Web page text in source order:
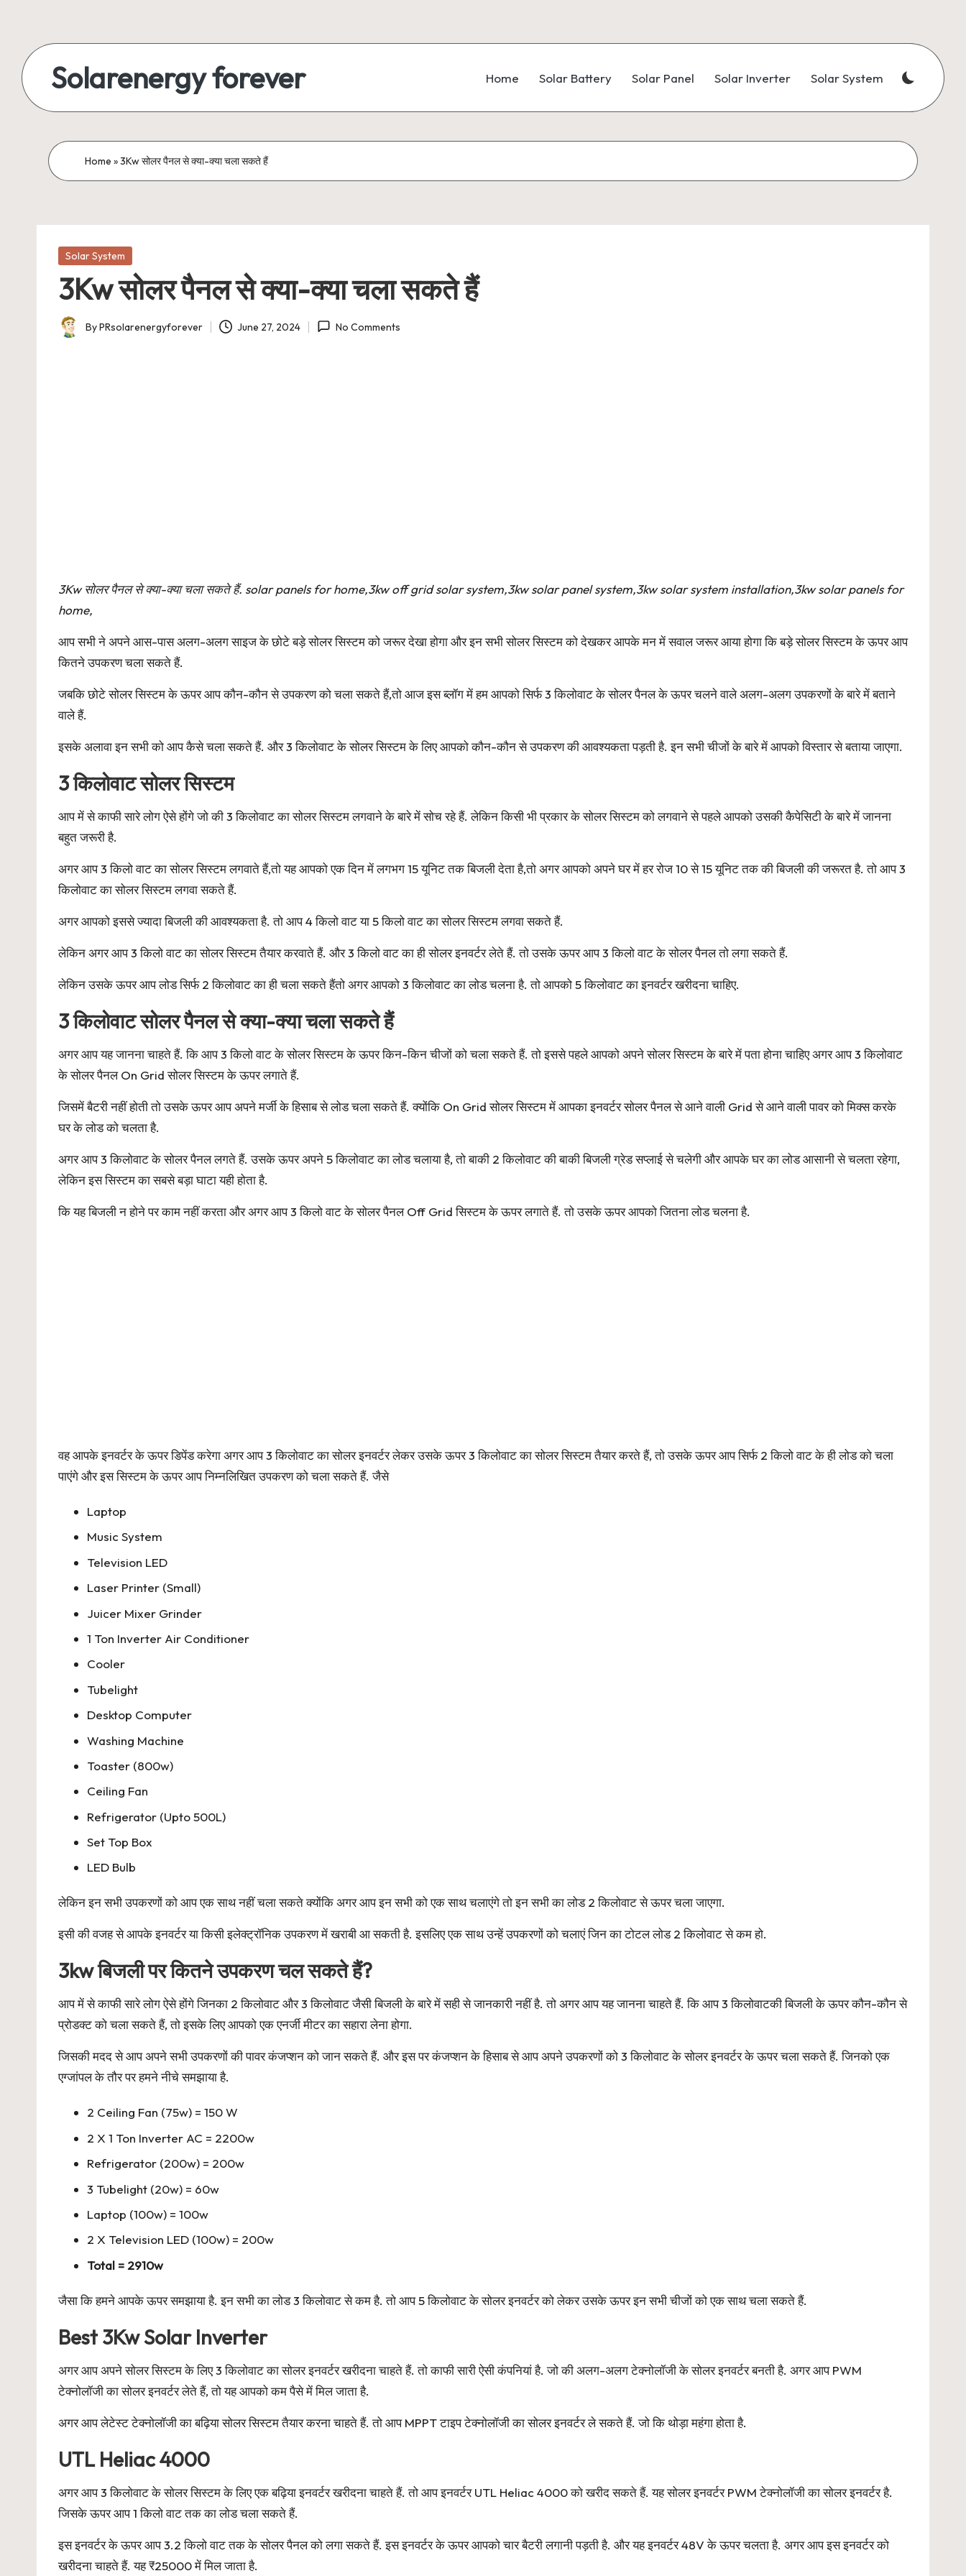
content
Solarenergy forever
बिजली
Home Solar Battery Solar Panel Solar Inverter Solar System
Home »3Kw सोलर पैनल से क्या-क्या चला सकते हैं
Posted
Solar System
3Kw सोलर पैनल से क्या-क्या चला सकते हैं
Posted
ByPRsolarenergyforever June 27, 2024 No Comments
3Kw सोलर पैनल से क्या-क्या चला सकते हैं. solar panels for home,3kw off grid solar system,3kw solar panel system,3kw solar system installation,3kw solar panels for
home,
आप सभी ने अपने आस-पास अलग-अलग साइज के छोटे बड़े सोलर सिस्टम को जरूर देखा होगा और इन सभी सोलर सिस्टम को देखकर आपके मन में सवाल जरूर आया होगा कि बड़े सोलर सिस्टम के ऊपर आप
कितने उपकरण चला सकते हैं.
जबकि छोटे सोलर सिस्टम के ऊपर आप कौन-कौन से उपकरण को चला सकते हैं,तो आज इस ब्लॉग में हम आपको सिर्फ 3 किलोवाट के सोलर पैनल के ऊपर चलने वाले अलग-अलग उपकरणों के बारे में बताने
वाले हैं.
इसके अलावा इन सभी को आप कैसे चला सकते हैं. और 3 किलोवाट के सोलर सिस्टम के लिए आपको कौन-कौन से उपकरण की आवश्यकता पड़ती है. इन सभी चीजों के बारे में आपको विस्तार से बताया जाएगा.
3 किलोवाट सोलर सिस्टम
आप में से काफी सारे लोग ऐसे होंगे जो की 3 किलोवाट का सोलर सिस्टम लगवाने के बारे में सोच रहे हैं. लेकिन किसी भी प्रकार के सोलर सिस्टम को लगवाने से पहले आपको उसकी कैपेसिटी के बारे में जानना
बहुत जरूरी है.
अगर आप 3 किलो वाट का सोलर सिस्टम लगवाते हैं,तो यह आपको एक दिन में लगभग 15 यूनिट तक बिजली देता है,तो अगर आपको अपने घर में हर रोज 10 से 15 यूनिट तक की बिजली की जरूरत है. तो आप 3
किलोवाट का सोलर सिस्टम लगवा सकते हैं.
अगर आपको इससे ज्यादा बिजली की आवश्यकता है. तो आप 4 किलो वाट या 5 किलो वाट का सोलर सिस्टम लगवा सकते हैं.
लेकिन अगर आप 3 किलो वाट का सोलर सिस्टम तैयार करवाते हैं. और 3 किलो वाट का ही सोलर इनवर्टर लेते हैं. तो उसके ऊपर आप 3 किलो वाट के सोलर पैनल तो लगा सकते हैं.
लेकिन उसके ऊपर आप लोड सिर्फ 2 किलोवाट का ही चला सकते हैंतो अगर आपको 3 किलोवाट का लोड चलना है. तो आपको 5 किलोवाट का इनवर्टर खरीदना चाहिए.
3 किलोवाट सोलर पैनल से क्या-क्या चला सकते हैं
अगर आप यह जानना चाहते हैं. कि आप 3 किलो वाट के सोलर सिस्टम के ऊपर किन-किन चीजों को चला सकते हैं. तो इससे पहले आपको अपने सोलर सिस्टम के बारे में पता होना चाहिए अगर आप 3 किलोवाट
के सोलर पैनल On Grid सोलर सिस्टम के ऊपर लगाते हैं.
जिसमें बैटरी नहीं होती तो उसके ऊपर आप अपने मर्जी के हिसाब से लोड चला सकते हैं. क्योंकि On Grid सोलर सिस्टम में आपका इनवर्टर सोलर पैनल से आने वाली Grid से आने वाली पावर को मिक्स करके
घर के लोड को चलता है.
अगर आप 3 किलोवाट के सोलर पैनल लगते हैं. उसके ऊपर अपने 5 किलोवाट का लोड चलाया है, तो बाकी 2 किलोवाट की बाकी बिजली ग्रेड सप्लाई से चलेगी और आपके घर का लोड आसानी से चलता रहेगा,
लेकिन इस सिस्टम का सबसे बड़ा घाटा यही होता है.
कि यह बिजली न होने पर काम नहीं करता और अगर आप 3 किलो वाट के सोलर पैनल Off Grid सिस्टम के ऊपर लगाते हैं. तो उसके ऊपर आपको जितना लोड चलना है.
वह आपके इनवर्टर के ऊपर डिपेंड करेगा अगर आप 3 किलोवाट का सोलर इनवर्टर लेकर उसके ऊपर 3 किलोवाट का सोलर सिस्टम तैयार करते हैं, तो उसके ऊपर आप सिर्फ 2 किलो वाट के ही लोड को चला
पाएंगे और इस सिस्टम के ऊपर आप निम्नलिखित उपकरण को चला सकते हैं. जैसे
Laptop
Music System
Television LED
Laser Printer (Small)
Juicer Mixer Grinder
1 Ton Inverter Air Conditioner
Cooler
Tubelight
Desktop Computer
Washing Machine
Toaster (800w)
Ceiling Fan
Refrigerator (Upto 500L)
Set Top Box
LED Bulb
लेकिन इन सभी उपकरणों को आप एक साथ नहीं चला सकते क्योंकि अगर आप इन सभी को एक साथ चलाएंगे तो इन सभी का लोड 2 किलोवाट से ऊपर चला जाएगा.
इसी की वजह से आपके इनवर्टर या किसी इलेक्ट्रॉनिक उपकरण में खराबी आ सकती है. इसलिए एक साथ उन्हें उपकरणों को चलाएं जिन का टोटल लोड 2 किलोवाट से कम हो.
3kw बिजली पर कितने उपकरण चल सकते हैं?
आप में से काफी सारे लोग ऐसे होंगे जिनका 2 किलोवाट और 3 किलोवाट जैसी बिजली के बारे में सही से जानकारी नहीं है. तो अगर आप यह जानना चाहते हैं. कि आप 3 किलोवाटकी बिजली के ऊपर कौन-कौन से
प्रोडक्ट को चला सकते हैं, तो इसके लिए आपको एक एनर्जी मीटर का सहारा लेना होगा.
जिसकी मदद से आप अपने सभी उपकरणों की पावर कंजप्शन को जान सकते हैं. और इस पर कंजप्शन के हिसाब से आप अपने उपकरणों को 3 किलोवाट के सोलर इनवर्टर के ऊपर चला सकते हैं. जिनको एक
एग्जांपल के तौर पर हमने नीचे समझाया है.
2 Ceiling Fan (75w) = 150 W
2 X 1 Ton Inverter AC = 2200w
Refrigerator (200w) = 200w
3 Tubelight (20w) = 60w
Laptop (100w) = 100w
2 X Television LED (100w) = 200w
Total = 2910w
जैसा कि हमने आपके ऊपर समझाया है. इन सभी का लोड 3 किलोवाट से कम है. तो आप 5 किलोवाट के सोलर इनवर्टर को लेकर उसके ऊपर इन सभी चीजों को एक साथ चला सकते हैं.
Best 3Kw Solar Inverter
अगर आप अपने सोलर सिस्टम के लिए 3 किलोवाट का सोलर इनवर्टर खरीदना चाहते हैं. तो काफी सारी ऐसी कंपनियां है. जो की अलग-अलग टेक्नोलॉजी के सोलर इनवर्टर बनती है. अगर आप PWM
टेक्नोलॉजी का सोलर इनवर्टर लेते हैं, तो यह आपको कम पैसे में मिल जाता है.
अगर आप लेटेस्ट टेक्नोलॉजी का बढ़िया सोलर सिस्टम तैयार करना चाहते हैं. तो आप MPPT टाइप टेक्नोलॉजी का सोलर इनवर्टर ले सकते हैं. जो कि थोड़ा महंगा होता है.
UTL Heliac 4000
अगर आप 3 किलोवाट के सोलर सिस्टम के लिए एक बढ़िया इनवर्टर खरीदना चाहते हैं. तो आप इनवर्टर UTL Heliac 4000 को खरीद सकते हैं. यह सोलर इनवर्टर PWM टेक्नोलॉजी का सोलर इनवर्टर है.
जिसके ऊपर आप 1 किलो वाट तक का लोड चला सकते हैं.
इस इनवर्टर के ऊपर आप 3.2 किलो वाट तक के सोलर पैनल को लगा सकते हैं. इस इनवर्टर के ऊपर आपको चार बैटरी लगानी पड़ती है. और यह इनवर्टर 48V के ऊपर चलता है. अगर आप इस इनवर्टर को
खरीदना चाहते हैं. यह ₹25000 में मिल जाता है.